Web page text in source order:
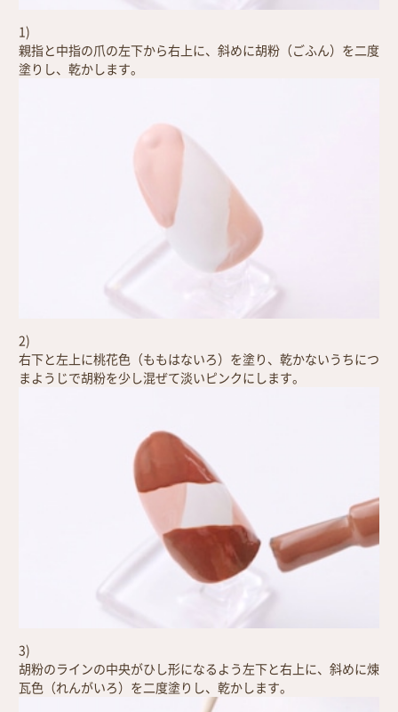
1)
親指と中指の爪の左下から右上に、斜めに胡粉（ごふん）を二度
塗りし、乾かします。
2)
右下と左上に桃花色（ももはないろ）を塗り、乾かないうちにつ
まようじで胡粉を少し混ぜて淡いピンクにします。
3)
胡粉のラインの中央がひし形になるよう左下と右上に、斜めに煉
瓦色（れんがいろ）を二度塗りし、乾かします。